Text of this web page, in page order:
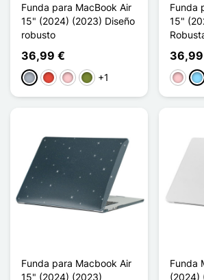
Funda para MacBook Air
15" (2024) (2023) Diseño
robusto
36,99 €
Gris RojoRosaCaqui
+1
Funda
15"
Rosa
Funda para Macbook Air
15" (2024) (2023)
Funda
(2024)